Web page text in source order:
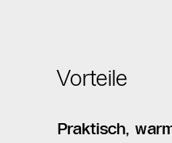
Vorteile
Praktisch,